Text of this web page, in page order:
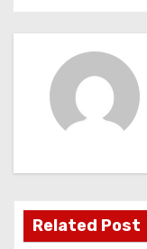
Related Post